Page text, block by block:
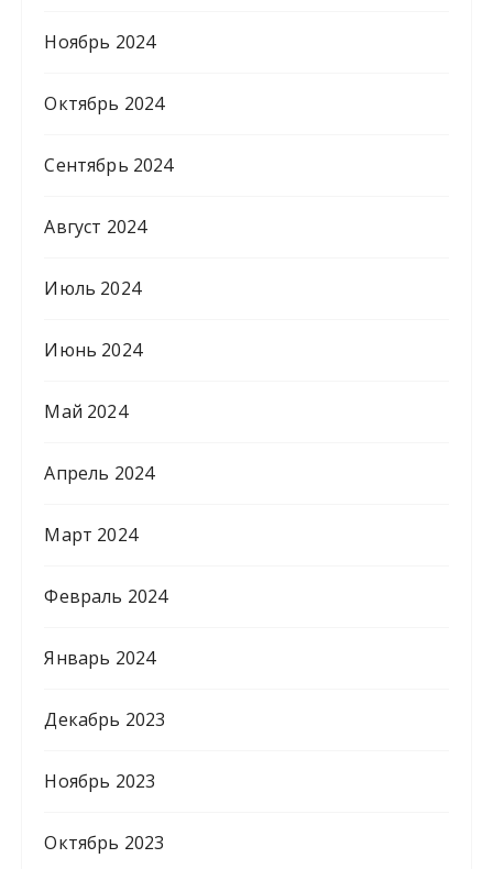
Ноябрь 2024
Октябрь 2024
Сентябрь 2024
Август 2024
Июль 2024
Июнь 2024
Май 2024
Апрель 2024
Март 2024
Февраль 2024
Январь 2024
Декабрь 2023
Ноябрь 2023
Октябрь 2023